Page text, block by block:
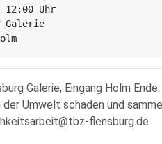
12:00 Uhr
Galerie
Galerie, Eingang Holm
Umwelt schaden und
flensburg.de